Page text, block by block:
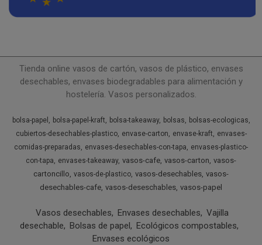
Tienda online vasos de cartón, vasos de plástico, envases
desechables, envases biodegradables para alimentación y
hostelería. Vasos personalizados.
bolsa-papel bolsa-papel-kraft bolsa-takeaway bolsas
bolsas-ecologicas
cubiertos-desechables-plastico
envase-carton envase-kraft
envases-
comidas-preparadas
envases-desechables-con-tapa
envases-plastico-
con-tapa
envases-takeaway vasos-cafe vasos-carton vasos-
cartoncillo vasos-de-plastico vasos-desechables vasos-
desechables-cafe vasos-deseschables vasos-papel
Vasos desechables Envases desechables
Vajilla
desechable
Bolsas de papel
Ecológicos compostables
Envases ecológicos